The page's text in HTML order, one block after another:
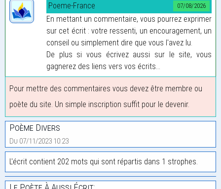
07/08/2026
Poeme-France
En mettant un commentaire, vous pourrez exprimer
sur cet écrit : votre ressenti, un encouragement, un
conseil ou simplement dire que vous l'avez lu.
De plus si vous écrivez aussi sur le site, vous
gagnerez des liens vers vos écrits...
Pour mettre des commentaires vous devez être membre ou
poète du site. Un simple inscription suffit pour le devenir.
Poème Divers
Du 07/11/2023 10:23
L'écrit contient 202 mots qui sont répartis dans 1 strophes.